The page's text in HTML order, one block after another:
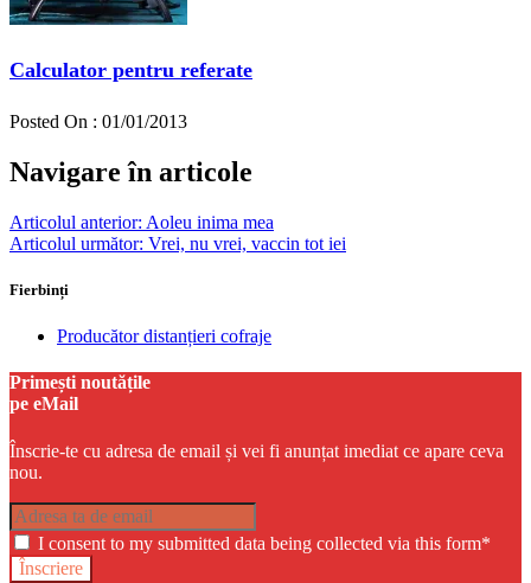
Calculator pentru referate
Posted On : 01/01/2013
Navigare în articole
Articolul anterior: Aoleu inima mea
Articolul următor: Vrei, nu vrei, vaccin tot iei
Fierbinți
Producător distanțieri cofraje
Primești noutățile
pe eMail
Înscrie-te cu adresa de email și vei fi anunțat imediat ce apare ceva
nou.
I consent to my submitted data being collected via this form*